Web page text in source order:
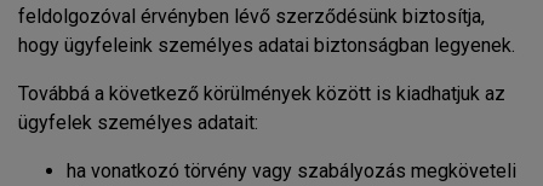
feldolgozóval érvényben lévő szerződésünk biztosítja,
hogy ügyfeleink személyes adatai biztonságban legyenek.
Továbbá a következő körülmények között is kiadhatjuk az
ügyfelek személyes adatait:
ha vonatkozó törvény vagy szabályozás megköveteli